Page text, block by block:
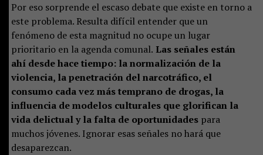
Por eso sorprende el escaso debate que existe en torno a
este problema. Resulta difícil entender que un
fenómeno de esta magnitud no ocupe un lugar
prioritario en la agenda comunal. Las señales están
ahí desde hace tiempo: la normalización de la
violencia, la penetración del narcotráfico, el
consumo cada vez más temprano de drogas, la
influencia de modelos culturales que glorifican la
vida delictual y la falta de oportunidadespara
muchos jóvenes. Ignorar esas señales no hará que
desaparezcan.